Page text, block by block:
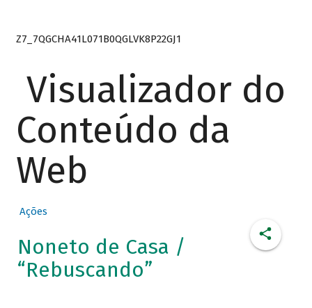
Z7_7QGCHA41L071B0QGLVK8P22GJ1
Visualizador do
Conteúdo da
Web
Ações
Noneto de Casa /
“Rebuscando”